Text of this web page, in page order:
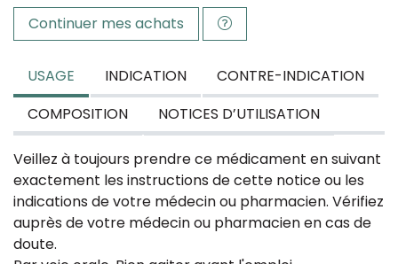
Continuer mes achats
USAGE INDICATION
CONTRE-INDICATION
COMPOSITION
NOTICES D’UTILISATION
Veillez à toujours prendre ce médicament en suivant
exactement les instructions de cette notice ou les
indications de votre médecin ou pharmacien. Vérifiez
auprès de votre médecin ou pharmacien en cas de
doute.